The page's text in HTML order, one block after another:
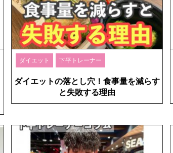
ダイエット 下平トレーナー
ダイエットの落とし穴！食事量を減らす
と失敗する理由